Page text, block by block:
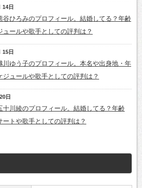
14日
谷ひろみのプロフィール。結婚してる？年齢
ュールや歌手としての評判は？
15日
川ゆう子のプロフィール。本名や出身地・年
ジュールや歌手としての評判は？
日
十川綾のプロフィール。結婚してる？年齢
ートや歌手としての評判は？